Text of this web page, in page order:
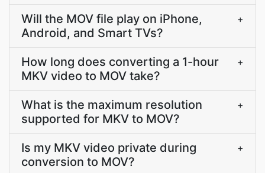
Will the MOV file play on iPhone,
Android, and Smart TVs?
+
How long does converting a 1-hour
MKV video to MOV take?
+
What is the maximum resolution
supported for MKV to MOV?
+
Is my MKV video private during
conversion to MOV?
+